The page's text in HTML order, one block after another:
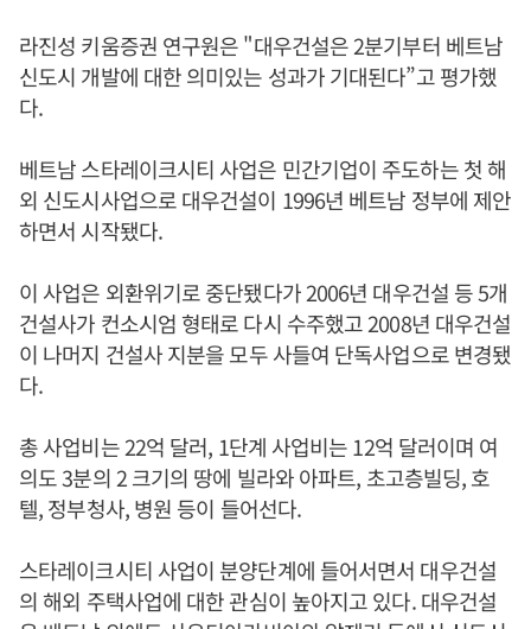
라진성 키움증권 연구원은 "대우건설은 2분기부터 베트남
신도시 개발에 대한 의미있는 성과가 기대된다”고 평가했
다.
베트남 스타레이크시티 사업은 민간기업이 주도하는 첫 해
외 신도시사업으로 대우건설이 1996년 베트남 정부에 제안
하면서 시작됐다.
이 사업은 외환위기로 중단됐다가 2006년 대우건설 등 5개
건설사가 컨소시엄 형태로 다시 수주했고 2008년 대우건설
이 나머지 건설사 지분을 모두 사들여 단독사업으로 변경됐
다.
총 사업비는 22억 달러, 1단계 사업비는 12억 달러이며 여
의도 3분의 2 크기의 땅에 빌라와 아파트, 초고층빌딩, 호
텔, 정부청사, 병원 등이 들어선다.
스타레이크시티 사업이 분양단계에 들어서면서 대우건설
의 해외 주택사업에 대한 관심이 높아지고 있다. 대우건설